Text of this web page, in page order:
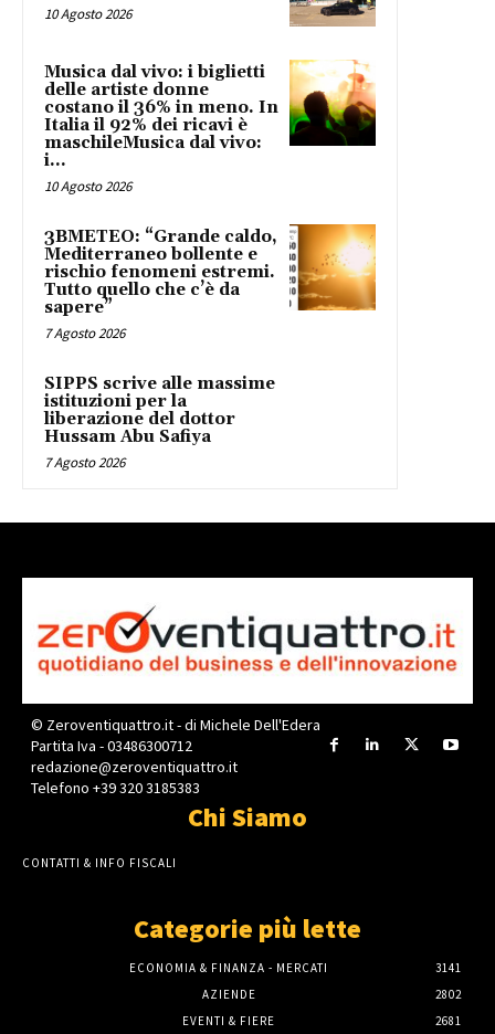
10 Agosto 2026
Musica dal vivo: i biglietti
delle artiste donne
costano il 36% in meno. In
Italia il 92% dei ricavi è
maschileMusica dal vivo:
i...
10 Agosto 2026
3BMETEO: “Grande caldo,
Mediterraneo bollente e
rischio fenomeni estremi.
Tutto quello che c’è da
sapere”
7 Agosto 2026
SIPPS scrive alle massime
istituzioni per la
liberazione del dottor
Hussam Abu Safiya
7 Agosto 2026
© Zeroventiquattro.it - di Michele Dell'Edera
Partita Iva - 03486300712
redazione@zeroventiquattro.it
Telefono +39 320 3185383
Chi Siamo
CONTATTI & INFO FISCALI
Categorie più lette
ECONOMIA & FINANZA - MERCATI
3141
AZIENDE
2802
EVENTI & FIERE
2681